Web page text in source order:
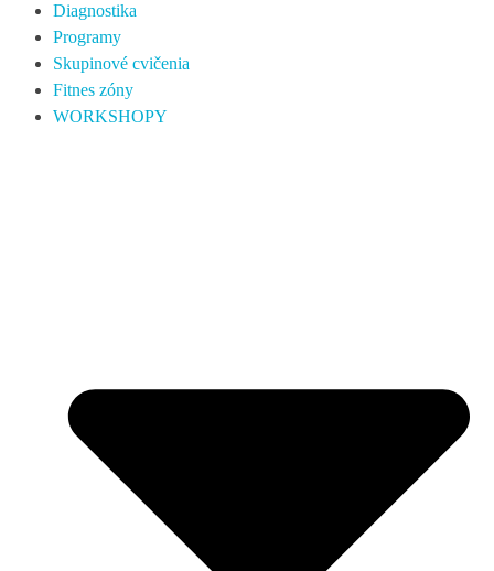
Diagnostika
Programy
Skupinové cvičenia
Fitnes zóny
WORKSHOPY